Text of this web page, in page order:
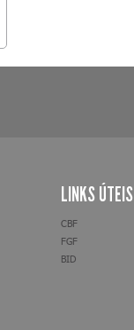
LINKS ÚTEIS
CBF
FGF
BID